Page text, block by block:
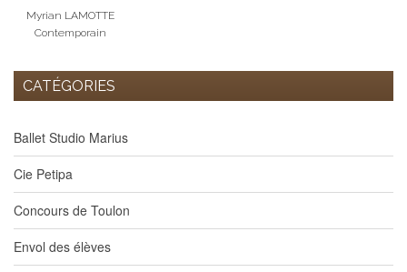
Myrian LAMOTTE
Contemporain
CATÉGORIES
Ballet Studio Marius
Cie Petipa
Concours de Toulon
Envol des élèves